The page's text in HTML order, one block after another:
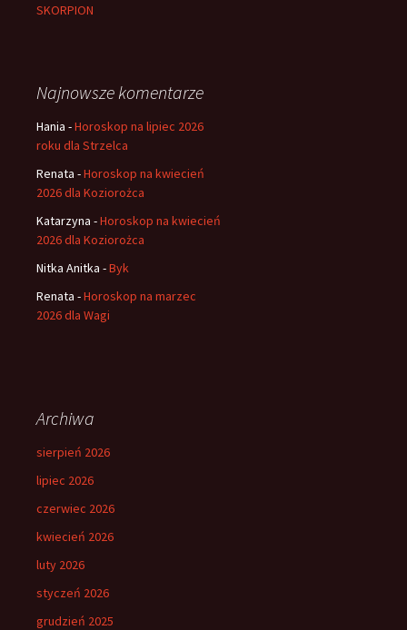
SKORPION
Najnowsze komentarze
Hania -Horoskop na lipiec 2026
roku dla Strzelca
Renata -Horoskop na kwiecień
2026 dla Koziorożca
Katarzyna -Horoskop na kwiecień
2026 dla Koziorożca
Nitka Anitka -Byk
Renata -Horoskop na marzec
2026 dla Wagi
Archiwa
sierpień 2026
lipiec 2026
czerwiec 2026
kwiecień 2026
luty 2026
styczeń 2026
grudzień 2025